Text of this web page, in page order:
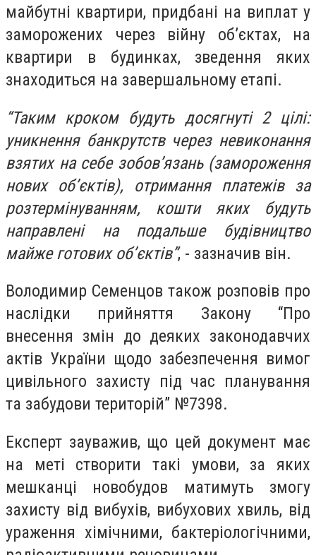
майбутні квартири, придбані на виплат у
заморожених через війну об’єктах, на
квартири в будинках, зведення яких
знаходиться на завершальному етапі.
“Таким кроком будуть досягнуті 2 цілі:
уникнення банкрутств через невиконання
взятих на себе зобов’язань (замороження
нових об’єктів), отримання платежів за
розтермінуванням, кошти яких будуть
направлені на подальше будівництво
майже готових об’єктів”, - зазначив він.
Володимир Семенцов також розповів про
наслідки прийняття Закону “Про
внесення змін до деяких законодавчих
актів України щодо забезпечення вимог
цивільного захисту під час планування
та забудови територій” №7398.
Експерт зауважив, що цей документ має
на меті створити такі умови, за яких
мешканці новобудов матимуть змогу
захисту від вибухів, вибухових хвиль, від
ураження хімічними, бактеріологічними,